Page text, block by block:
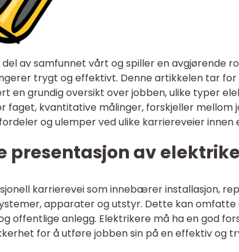
av samfunnet vårt og spiller en avgjørende
trygt og effektivt. Denne artikkelen tar
en grundig oversikt over jobben, ulike typer
faget, kvantitative målinger, forskjeller mellom
og ulemper ved ulike karriereveier
presentasjon av
karrierevei som innebærer installasjon,
apparater og utstyr. Dette kan
offentlige anlegg. Elektrikere må ha en god
for å utføre jobben sin på en effektiv og